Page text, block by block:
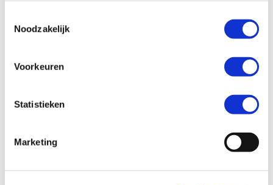
Noodzakelijk
Voorkeuren
Statistieken
Marketing
MotoPort Wormerveer
MotoPort Wormerveer